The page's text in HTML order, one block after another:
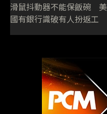
滑鼠抖動器不能保飯碗 美
國有銀行識破有人扮返工